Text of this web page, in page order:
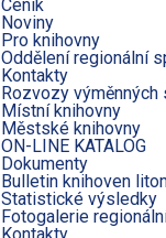
Ceník
Noviny
Pro knihovny
Oddělení regionální
Kontakty
Rozvozy výměnných
Místní knihovny
Městské knihovny
ON-LINE KATALOG
Dokumenty
Bulletin knihoven
Statistické výsledky
Fotogalerie